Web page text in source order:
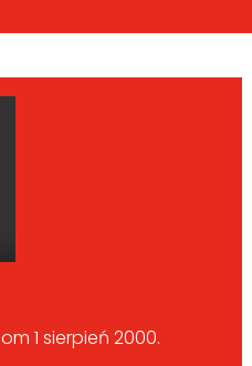
1 sierpień 2000.